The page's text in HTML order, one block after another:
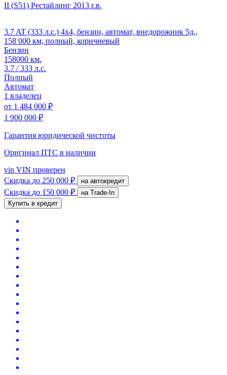
II (S51) Рестайлинг 2013 г.в.
3.7 AT (333 л.с.) 4x4, бензин, автомат, внедорожник 5д.,
158 000 км, полный, коричневый
Бензин
158000 км.
3.7 / 333 л.с.
Полный
Автомат
1 владелец
от 1 484 000 ₽
1 900 000 ₽
Гарантия юридической чистоты
Оригинал ПТС в наличии
vin VIN проверен
Скидка до 250 000 ₽ на автокредит
Скидка до 150 000 ₽
на Trade-In
Купить в кредит